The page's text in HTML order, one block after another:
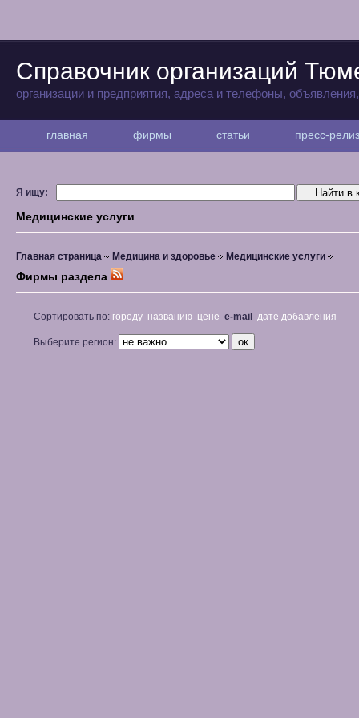
Справочник организаций
организации и предприятия, адреса и телефоны,
главная фирмы статьи пресс-
Я ищу:
Медицинские услуги
Главная страница Медицина и здоровье Медицинские услуги
Фирмы раздела
Сортировать по: городу названию цене e-mail дате добавления
Выберите регион: